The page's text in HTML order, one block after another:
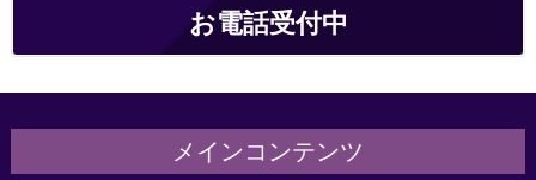
お電話受付中
メインコンテンツ